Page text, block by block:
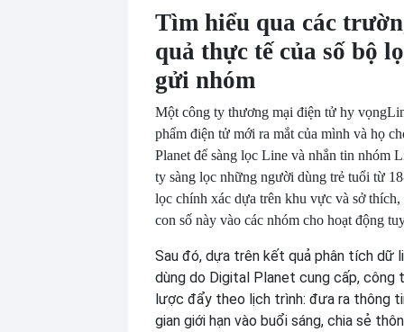
Tìm hiểu qua các
quả thực tế của số bộ
gửi nhóm
Một công ty thương mại điện tử hy vọng
phẩm điện tử mới ra mắt của mình và họ
Planet để sàng lọc Line và nhắn tin nhóm
ty sàng lọc những người dùng trẻ tuổi từ
lọc chính xác dựa trên khu vực và sở thích,
con số này vào các nhóm cho hoạt động
Sau đó, dựa trên kết quả phân tích dữ
dùng do Digital Planet cung cấp, công
lược đẩy theo lịch trình: đưa ra thông
gian giới hạn vào buổi sáng, chia sẻ